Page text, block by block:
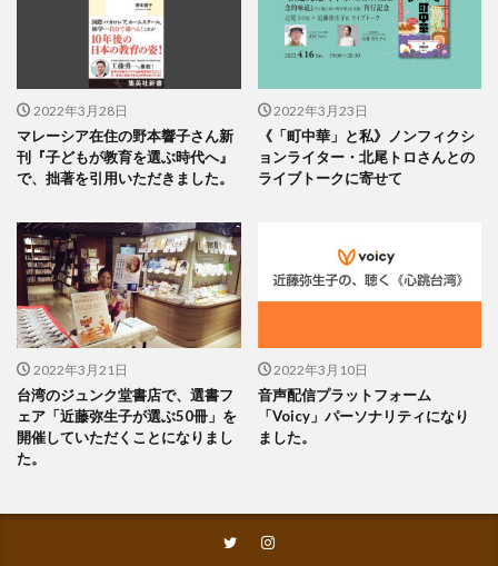
2022年3月28日
マレーシア在住の野本響子さん新
刊『子どもが教育を選ぶ時代へ』
で、拙著を引用いただきました。
2022年3月23日
《「町中華」と私》ノンフィクシ
ョンライター・北尾トロさんとの
ライブトークに寄せて
2022年3月21日
台湾のジュンク堂書店で、選書フ
ェア「近藤弥生子が選ぶ50冊」を
開催していただくことになりまし
た。
2022年3月10日
音声配信プラットフォーム
「Voicy」パーソナリティになり
ました。